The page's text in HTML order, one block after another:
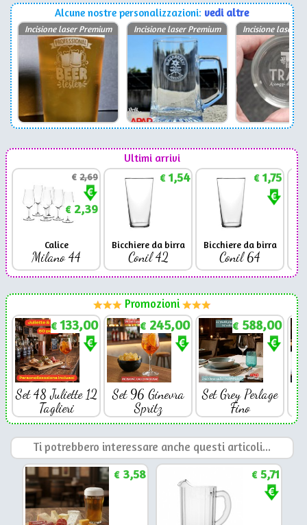
Alcune nostre personalizzazioni: vedi altre
Incisione laser Premium Incisione laser Premium Incisione laser
Ultimi arrivi
€2,69
€2,39
Calice
Milano 44
€1,54
Bicchiere da birra
Conil 42
€1,75
Bicchiere da birra
Conil 64
Promozioni
€ 133,00
Set 48 Juliette 12
Taglieri
€ 245,00
Set 96 Ginevra
Spritz
€ 588,00
Set Grey Perlage
Fino
Ti potrebbero interessare anche questi articoli...
€3,58 €5,71